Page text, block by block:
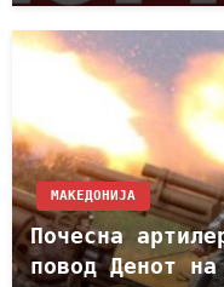
МАКЕДОНИЈА
Почесна
повод Денот на